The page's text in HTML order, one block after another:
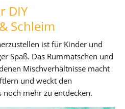
DIY
Schleim
ist für Kinder und
Spaß. Das Rummatschen und
Mischverhältnisse macht
und weckt den
noch mehr zu entdecken.